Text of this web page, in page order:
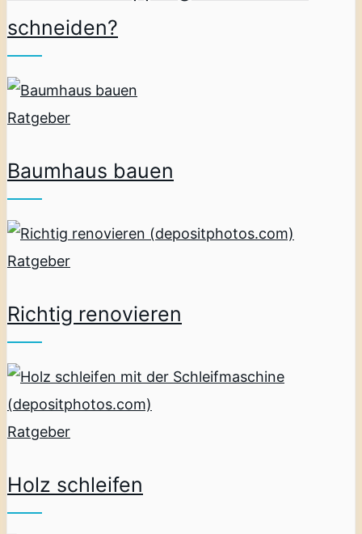
schneiden?
Ratgeber
Baumhaus bauen
Ratgeber
Richtig renovieren
Ratgeber
Holz schleifen